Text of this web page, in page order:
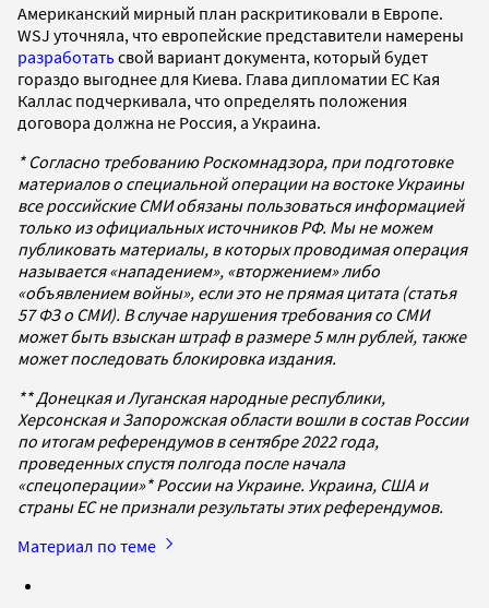
Американский мирный план раскритиковали в Европе.
WSJ уточняла, что европейские представители намерены
разработатьсвой вариант документа, который будет
гораздо выгоднее для Киева. Глава дипломатии ЕС Кая
Каллас подчеркивала, что определять положения
договора должна не Россия, а Украина.
* Согласно требованию Роскомнадзора, при подготовке
материалов о специальной операции на востоке Украины
все российские СМИ обязаны пользоваться информацией
только из официальных источников РФ. Мы не можем
публиковать материалы, в которых проводимая операция
называется «нападением», «вторжением» либо
«объявлением войны», если это не прямая цитата (статья
57 ФЗ о СМИ). В случае нарушения требования со СМИ
может быть взыскан штраф в размере 5 млн рублей, также
может последовать блокировка издания.
**Донецкая и Луганская народные республики,
Херсонская и Запорожская области вошли в состав России
по итогам референдумов в сентябре 2022 года,
проведенных спустя полгода после начала
«спецоперации»* России на Украине. Украина, США и
страны ЕС не признали результаты этих референдумов.
Материал по теме